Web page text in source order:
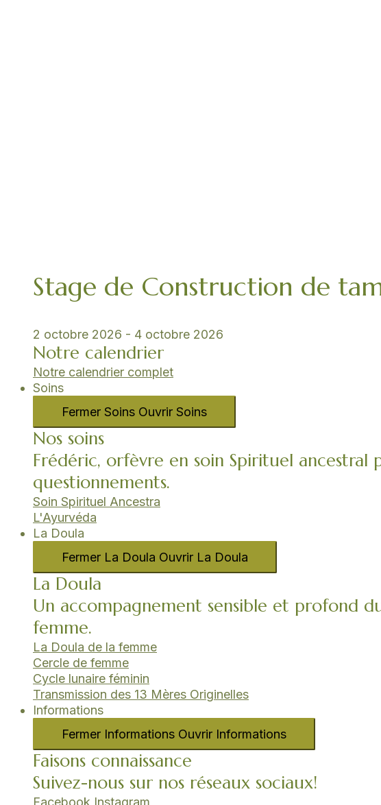
Stage de Construction de
2 octobre 2026 - 4 octobre 2026
Notre calendrier
Notre calendrier complet
Soins
Fermer Soins Ouvrir Soins
Nos soins
Frédéric, orfèvre en soin Spirituel ancestral
questionnements.
Soin Spirituel Ancestra
L'Ayurvéda​
La Doula
Fermer La Doula Ouvrir La Doula
La Doula
Un accompagnement sensible et profond
femme.
La Doula de la femme
Cercle de femme​
Cycle lunaire féminin​
Transmission des 13 Mères Originelles​
Informations
Fermer Informations Ouvrir Informations
Faisons connaissance
Suivez-nous sur nos réseaux sociaux!
Facebook Instagram